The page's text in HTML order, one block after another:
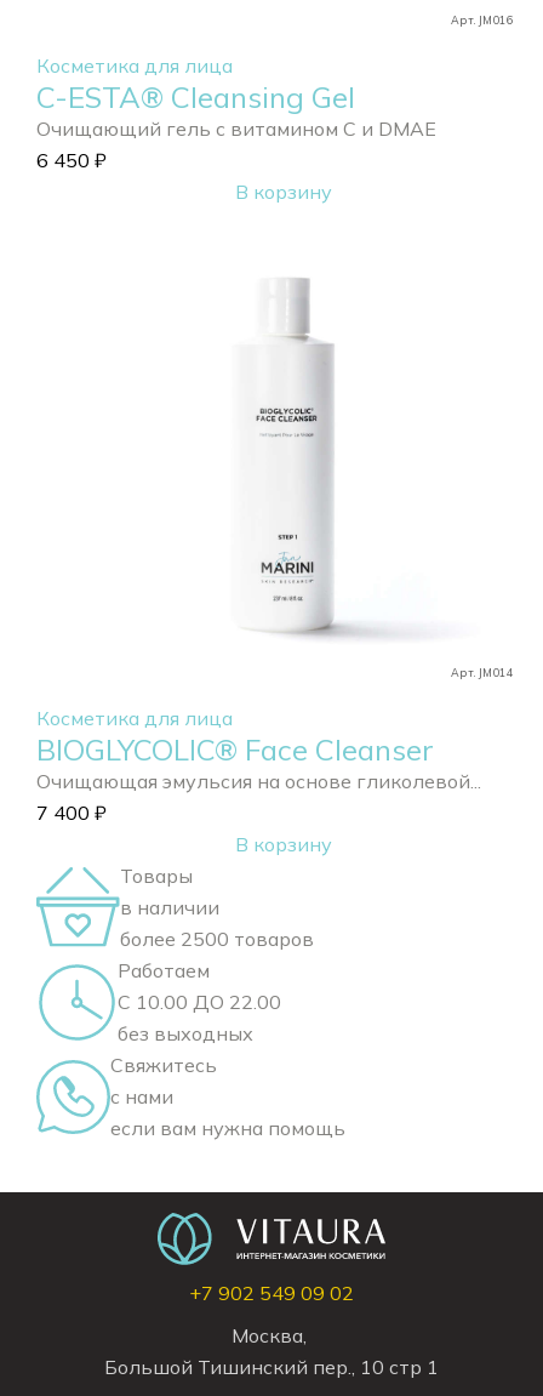
Арт. JM016
Косметика для лица
C-ESTA® Cleansing Gel
Очищающий гель с витамином С и DMAE
6 450 ₽
В корзину
Арт. JM014
Косметика для лица
BIOGLYCOLIC® Face Cleanser
Очищающая эмульсия на основе гликолевой...
7 400 ₽
В корзину
Товары
в наличии
более 2500 товаров
Работаем
С 10.00 ДО 22.00
без выходных
Свяжитесь
с нами
если вам нужна помощь
+7 902 549 09 02
Москва,
Большой Тишинский пер., 10 стр 1